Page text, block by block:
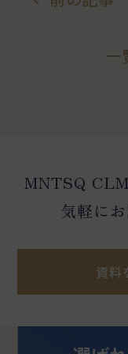
一
MNTSQ
気軽に
資料